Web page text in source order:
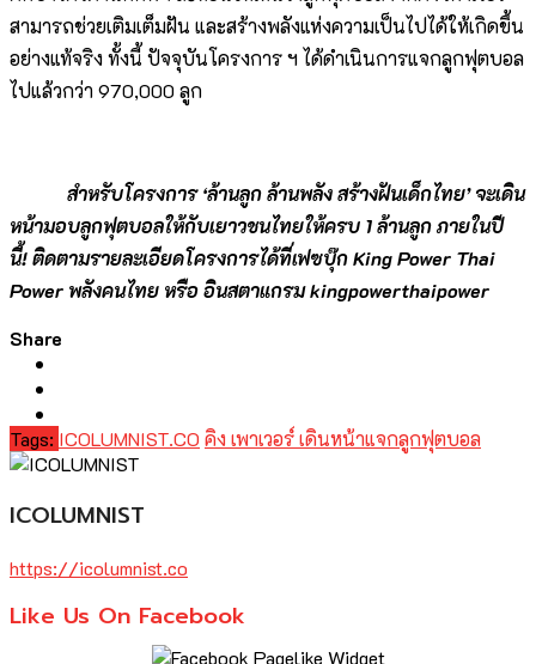
สามารถช่วยเติมเต็มฝัน และสร้างพลังแห่งความเป็นไปได้ให้เกิดขึ้น
อย่างแท้จริง ทั้งนี้ ปัจจุบันโครงการ ฯ ได้ดำเนินการแจกลูกฟุตบอล
ไปแล้วกว่า 970,000 ลูก
สำหรับโครงการ ‘ล้านลูก ล้านพลัง สร้างฝันเด็กไทย’ จะเดิน
หน้ามอบลูกฟุตบอลให้กับเยาวชนไทยให้ครบ 1 ล้านลูก ภายในปี
นี้! ติดตามรายละเอียดโครงการได้ที่เฟซบุ๊ก King Power Thai
Power พลังคนไทย หรือ อินสตาแกรม kingpowerthaipower
Share
Tags: ICOLUMNIST.CO คิง เพาเวอร์ เดินหน้าแจกลูกฟุตบอล
ICOLUMNIST
https://icolumnist.co
Like Us On Facebook